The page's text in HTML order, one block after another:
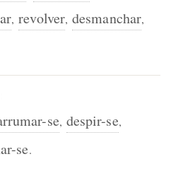
, revolver, desmanchar,
se, despir-se,
se.